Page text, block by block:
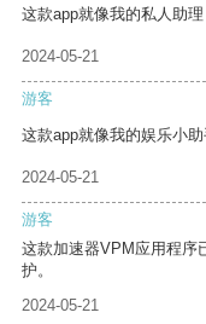
这款app就像我的私人助
2024-05-21
游客
这款app就像我的娱乐小
2024-05-21
游客
这款加速器VPM应用程序
护。
2024-05-21